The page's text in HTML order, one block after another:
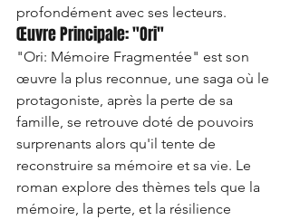
profondément avec ses lecteurs.
Œuvre Principale: "Ori"
"Ori: Mémoire Fragmentée" est son
œuvre la plus reconnue, une saga où le
protagoniste, après la perte de sa
famille, se retrouve doté de pouvoirs
surprenants alors qu'il tente de
reconstruire sa mémoire et sa vie. Le
roman explore des thèmes tels que la
mémoire, la perte, et la résilience